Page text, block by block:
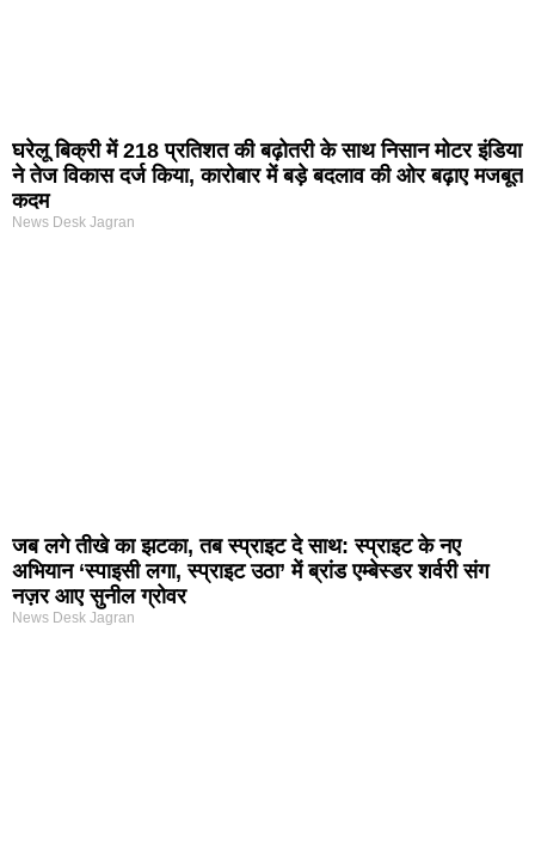
घरेलू बिक्री में 218 प्रतिशत की बढ़ोतरी के साथ निसान मोटर इंडिया
ने तेज विकास दर्ज किया, कारोबार में बड़े बदलाव की ओर बढ़ाए मजबूत
कदम
News Desk Jagran
जब लगे तीखे का झटका, तब स्प्राइट दे साथ: स्प्राइट के नए
अभियान ‘स्पाइसी लगा, स्प्राइट उठा’ में ब्रांड एम्बेस्डर शर्वरी संग
नज़र आए सुनील ग्रोवर
News Desk Jagran